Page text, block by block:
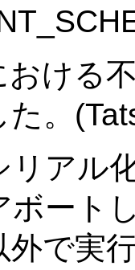
おける
た。
リアル
ボート
外で実